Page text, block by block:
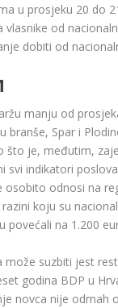
u prosjeku 20 do
od
dobiti od
manju od
branše, Spar i
je, međutim,
indikatori
odnosi na
koju su
povećali na 1.200
suzbiti jest
godina BDP u
novca nije odmah